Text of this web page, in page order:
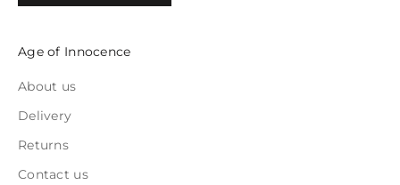
Age of Innocence
About us
Delivery
Returns
Contact us